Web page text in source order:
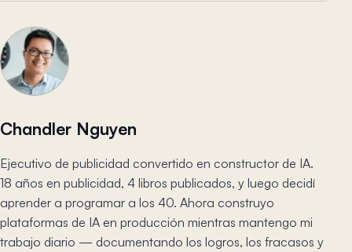
Chandler Nguyen
Ejecutivo de publicidad convertido en constructor de IA.
18 años en publicidad, 4 libros publicados, y luego decidí
aprender a programar a los 40. Ahora construyo
plataformas de IA en producción mientras mantengo mi
trabajo diario — documentando los logros, los fracasos y